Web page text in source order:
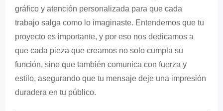
gráfico y atención personalizada para que cada
trabajo salga como lo imaginaste. Entendemos que tu
proyecto es importante, y por eso nos dedicamos a
que cada pieza que creamos no solo cumpla su
función, sino que también comunica con fuerza y ​​
estilo, asegurando que tu mensaje deje una impresión
duradera en tu público.